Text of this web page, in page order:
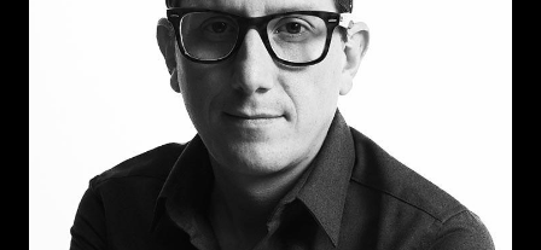
Boletería